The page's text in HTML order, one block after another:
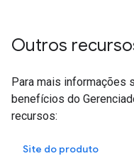
Outros
Para mais informações
benefícios do
recursos:
Site do produto